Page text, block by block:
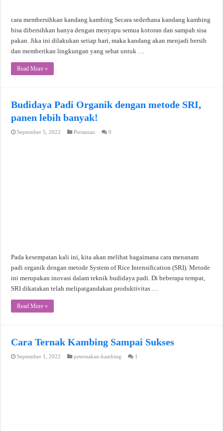
cara membersihkan kandang kambing Secara sederhana kandang kambing
bisa dibersihkan hanya dengan menyapu semua kotoran dan sampah sisa
pakan. Jika ini dilakukan setiap hari, maka kandang akan menjadi bersih
dan memberikan lingkungan yang sehat untuk …
Read More »
Budidaya Padi Organik dengan metode SRI,
panen lebih banyak!
September 5, 2022 Pertanian 0
Pada kesempatan kali ini, kita akan melihat bagaimana cara menanam
padi organik dengan metode System of Rice Intensification (SRI). Metode
ini merupakan inovasi dalam teknik budidaya padi. Di beberapa tempat,
SRI dikatakan telah melipatgandakan produktivitas …
Read More »
Cara Ternak Kambing Sampai Sukses
September 1, 2022 peternakan-kambing 1